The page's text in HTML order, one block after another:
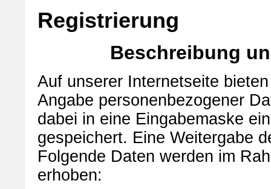
Registrierung
Beschreibung
Auf unserer Internetseite
Angabe personenbezogener
dabei in eine Eingabemaske
gespeichert. Eine Weitergabe
Folgende Daten werden im
erhoben: